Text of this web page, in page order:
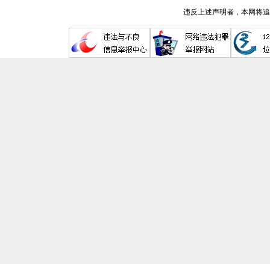
违反上述声明者，本网将